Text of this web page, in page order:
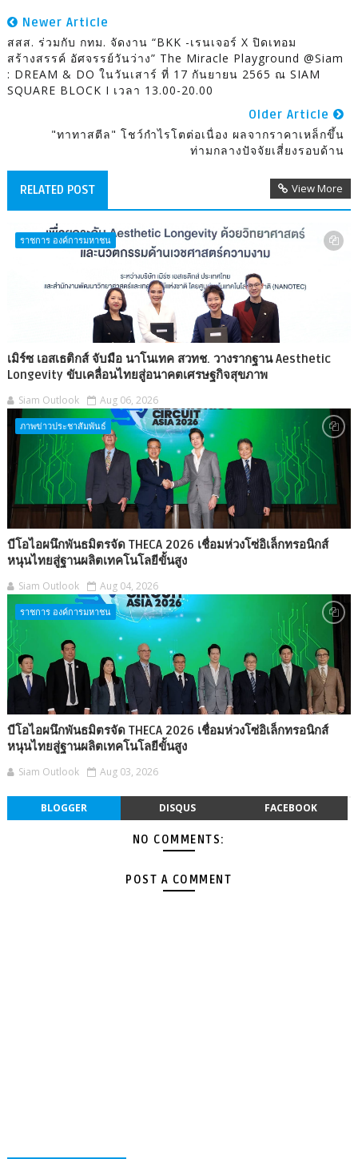
Newer Article
สสส. ร่วมกับ กทม. จัดงาน “BKK -เรนเจอร์ X ปิดเทอม
สร้างสรรค์ อัศจรรย์วันว่าง” The Miracle Playground @Siam
: DREAM & DO ในวันเสาร์ ที่ 17 กันยายน 2565 ณ SIAM
SQUARE BLOCK I เวลา 13.00-20.00
Older Article
"ทาทาสตีล" โชว์กำไรโตต่อเนื่อง ผลจากราคาเหล็กขึ้น
ท่ามกลางปัจจัยเสี่ยงรอบด้าน
RELATED POST View More
ราชการ องค์การมหาชน
เมิร์ซ เอสเธติกส์ จับมือ นาโนเทค สวทช. วางรากฐาน Aesthetic
Longevity ขับเคลื่อนไทยสู่อนาคตเศรษฐกิจสุขภาพ
Siam Outlook Aug 06, 2026
ภาพข่าวประชาสัมพันธ์
บีโอไอผนึกพันธมิตรจัด THECA 2026 เชื่อมห่วงโซ่อิเล็กทรอนิกส์
หนุนไทยสู่ฐานผลิตเทคโนโลยีขั้นสูง
Siam Outlook Aug 04, 2026
ราชการ องค์การมหาชน
บีโอไอผนึกพันธมิตรจัด THECA 2026 เชื่อมห่วงโซ่อิเล็กทรอนิกส์
หนุนไทยสู่ฐานผลิตเทคโนโลยีขั้นสูง
Siam Outlook Aug 03, 2026
BLOGGER DISQUS FACEBOOK
NO COMMENTS:
POST A COMMENT